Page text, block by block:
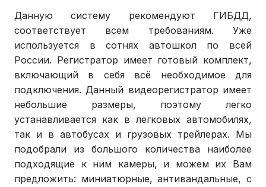
Данную систему рекомендуют ГИБДД,
соответствует всем требованиям. Уже
используется в сотнях автошкол по всей
России. Регистратор имеет готовый комплект,
включающий в себя всё необходимое для
подключения. Данный видеорегистратор имеет
небольшие размеры, поэтому легко
устанавливается как в легковых автомобилях,
так и в автобусах и грузовых трейлерах. Мы
подобрали из большого количества наиболее
подходящие к ним камеры, и можем их Вам
предложить: миниатюрные, антивандальные, с